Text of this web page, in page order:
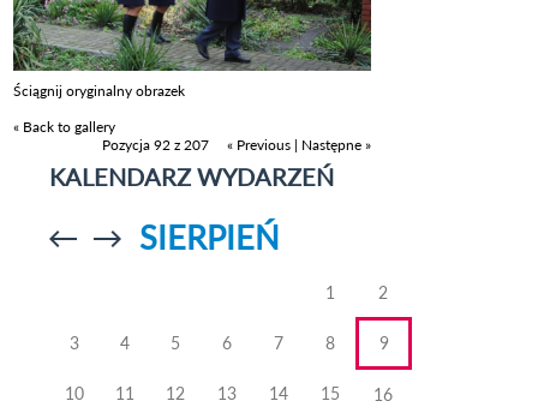
Ściągnij oryginalny obrazek
« Back to gallery
Pozycja 92 z 207
« Previous | Następne »
KALENDARZ WYDARZEŃ
Przejdź doPrzejdź do
SIERPIEŃ
1 2
3 4 5 6 7 8 9
10 11 12 13 14 15 16